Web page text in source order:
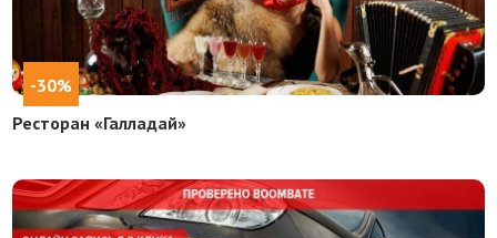
-30%
Ресторан «Галладай»